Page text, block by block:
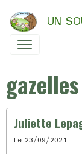
UN
gazelles
Juliette
Le 23/09/2021